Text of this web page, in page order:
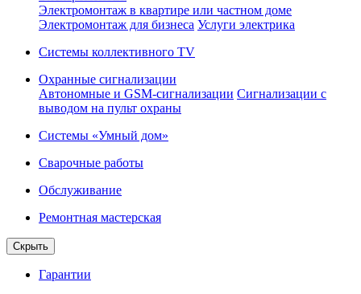
Электромонтаж в квартире или частном доме
Электромонтаж для бизнеса Услуги электрика
Системы коллективного TV
Охранные сигнализации
Автономные и GSM-сигнализации Сигнализации с
выводом на пульт охраны
Системы «Умный дом»
Сварочные работы
Обслуживание
Ремонтная мастерская
Скрыть
Гарантии